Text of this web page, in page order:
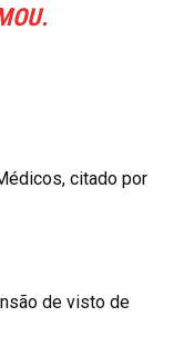
citado por
de visto de